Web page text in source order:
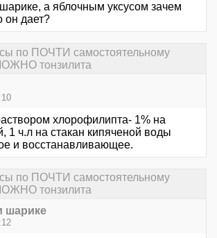
а яблочным уксусом зачем
он дает?
по ПОЧТИ самостоятельному
тонзилита
хлорофилипта- 1% на
1 ч.л на стакан кипяченой воды
и восстанавливающее.
по ПОЧТИ самостоятельному
тонзилита
шарике